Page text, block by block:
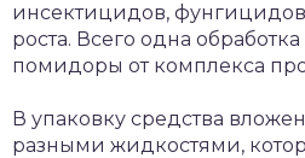
инсектицидов,
роста. Всего одна
помидоры от комплекса
В упаковку средства
разными жидкостями,